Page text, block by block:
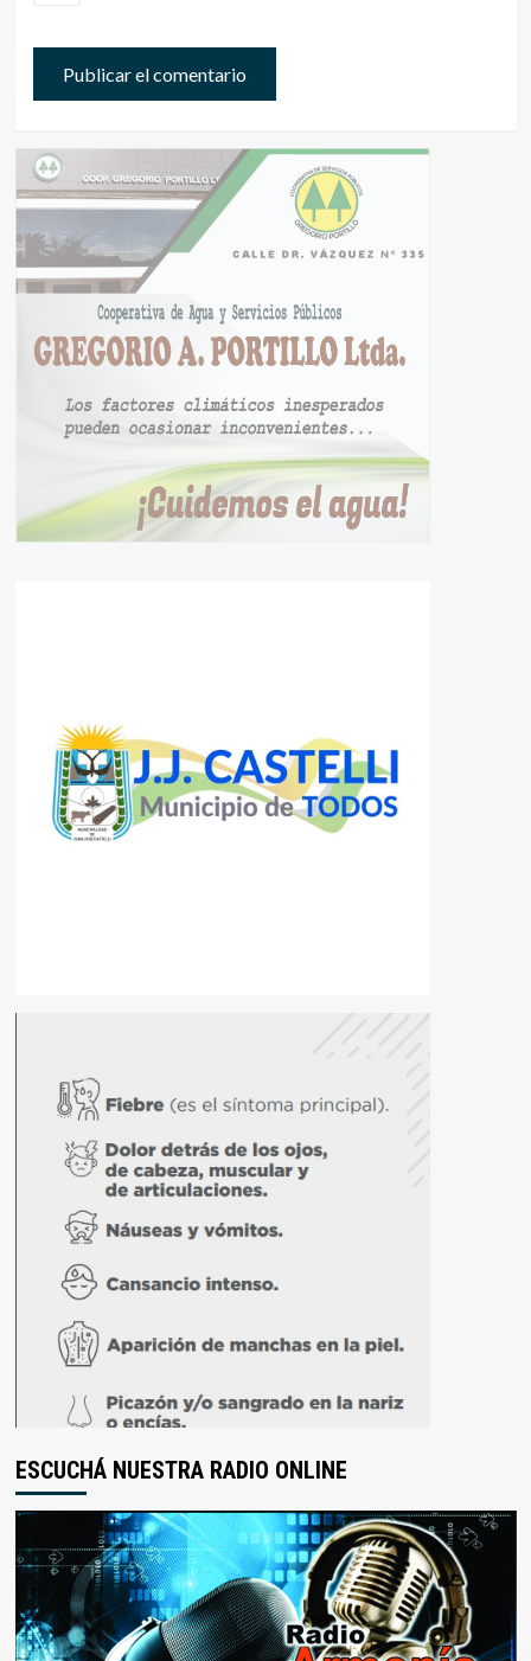
ESCUCHÁ NUESTRA RADIO ONLINE